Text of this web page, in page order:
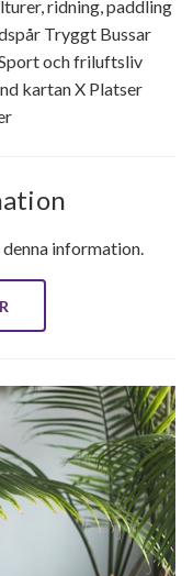
ridning, paddling
Tryggt Bussar
och friluftsliv
kartan X Platser
information.